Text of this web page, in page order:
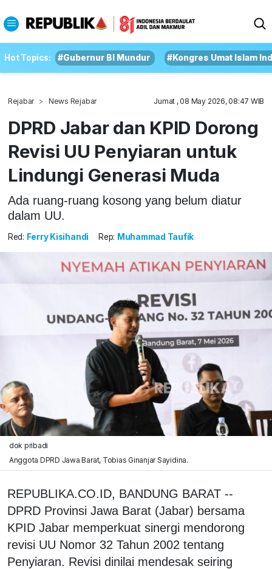
Hot Topics: #Gubernur BI Mundur #Kongres Umat Islam
Rejabar News Rejabar Jumat , 08 May 2026, 08:47 WIB
DPRD Jabar dan KPID Dorong
Revisi UU Penyiaran untuk
Lindungi Generasi Muda
Ada ruang-ruang kosong yang belum diatur
dalam UU.
Red: Ferry Kisihandi Rep: Muhammad Taufik
dok pribadi
Anggota DPRD Jawa Barat, Tobias Ginanjar Sayidina.
REPUBLIKA.CO.ID, BANDUNG BARAT --
DPRD Provinsi Jawa Barat (Jabar) bersama
KPID Jabar memperkuat sinergi mendorong
revisi UU Nomor 32 Tahun 2002 tentang
Penyiaran. Revisi dinilai mendesak seiring